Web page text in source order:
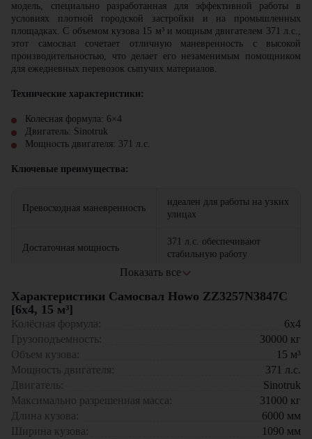
модель, специально разработанная для эффективной работы в
условиях плотной городской застройки и на промышленных
площадках. С объемом кузова 15 м³ и мощным двигателем 371 л.с.,
этот самосвал сочетает отличную маневренность с высокой
производительностью, что делает его незаменимым помощником
для ежедневных перевозок сыпучих материалов.
Технические характеристики:
Колесная формула: 6×4
Двигатель: Sinotruk
Мощность двигателя: 371 л.с.
Ключевые преимущества:
Превосходная маневренность
идеален для работы на узких
улицах
Достаточная мощность
371 л.с. обеспечивают
стабильную работу
ограниченных пространств
Комфортная кабина
эргономичное рабочее место
Экономичность
Сфера применения:
Городского строительства – перевозка песка, щебня, асфальта
Коммунальных служб – вывоз грунта и строительного мусора
Реконструкции объектов – работы на стесненных площадках
Промышленных предприятий – внутризаводские перевозки
Приобрести самосвал Howo ZZ3257N3847C [6x4, 15 м³] вы
Показать все
Характеристики Самосвал Howo ZZ3257N3847C
[6x4, 15 м³]
Колёсная формула:
6x4
Грузоподъемность:
30000 кг
Объем кузова:
15 м³
Мощность двигателя:
371 л.с.
Двигатель:
Sinotruk
Максимально разрешенная масса:
31000 кг
Длина кузова:
6000 мм
Ширина кузова:
1090 мм